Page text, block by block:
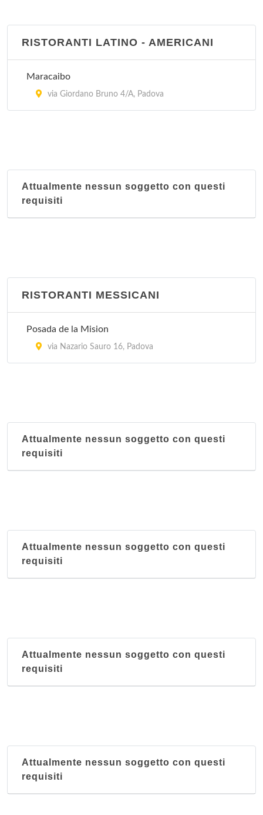
RISTORANTI LATINO - AMERICANI
Maracaibo
via Giordano Bruno 4/A, Padova
Attualmente nessun soggetto con questi
requisiti
RISTORANTI MESSICANI
Posada de la Mision
via Nazario Sauro 16, Padova
Attualmente nessun soggetto con questi
requisiti
Attualmente nessun soggetto con questi
requisiti
Attualmente nessun soggetto con questi
requisiti
Attualmente nessun soggetto con questi
requisiti